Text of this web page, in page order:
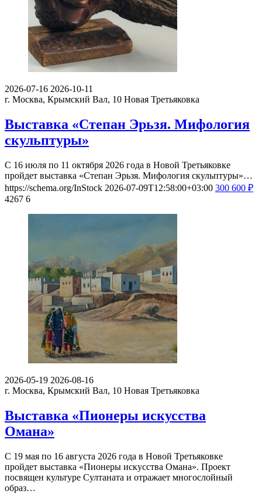
2026-07-16 2026-10-11
г. Москва, Крымский Вал, 10 Новая Третьяковка
Выставка «Степан Эрьзя. Мифология
скульптуры»
С 16 июля по 11 октября 2026 года в Новой Третьяковке
пройдет выставка «Степан Эрьзя. Мифология скульптуры»…
https://schema.org/InStock 2026-07-09T12:58:00+03:00 300 600 ₽
4267 6
2026-05-19 2026-08-16
г. Москва, Крымский Вал, 10 Новая Третьяковка
Выставка «Пионеры искусства
Омана»
С 19 мая по 16 августа 2026 года в Новой Третьяковке
пройдет выставка «Пионеры искусства Омана». Проект
посвящен культуре Султаната и отражает многослойный
образ…